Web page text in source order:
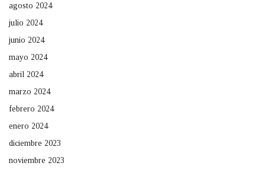
agosto 2024
julio 2024
junio 2024
mayo 2024
abril 2024
marzo 2024
febrero 2024
enero 2024
diciembre 2023
noviembre 2023